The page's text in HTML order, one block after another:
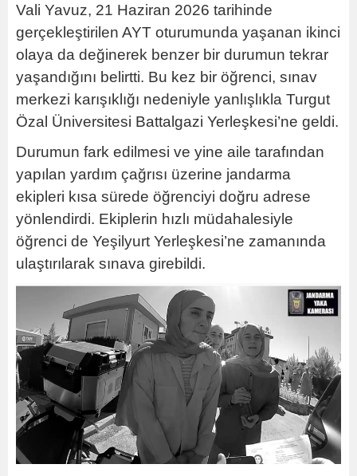
Vali Yavuz, 21 Haziran 2026 tarihinde
gerçekleştirilen AYT oturumunda yaşanan ikinci
olaya da değinerek benzer bir durumun tekrar
yaşandığını belirtti. Bu kez bir öğrenci, sınav
merkezi karışıklığı nedeniyle yanlışlıkla Turgut
Özal Üniversitesi Battalgazi Yerleşkesi’ne geldi.
Durumun fark edilmesi ve yine aile tarafından
yapılan yardım çağrısı üzerine jandarma
ekipleri kısa sürede öğrenciyi doğru adrese
yönlendirdi. Ekiplerin hızlı müdahalesiyle
öğrenci de Yeşilyurt Yerleşkesi’ne zamanında
ulaştırılarak sınava girebildi.